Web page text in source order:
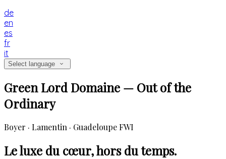
de
en
es
fr
it
Select language
Green Lord Domaine — Out of the
Ordinary
Boyer · Lamentin · Guadeloupe FWI
Le luxe du cœur, hors du temps.